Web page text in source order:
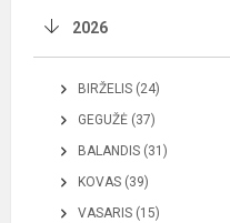
2026
BIRŽELIS (24)
GEGUŽĖ (37)
BALANDIS (31)
KOVAS (39)
VASARIS (15)